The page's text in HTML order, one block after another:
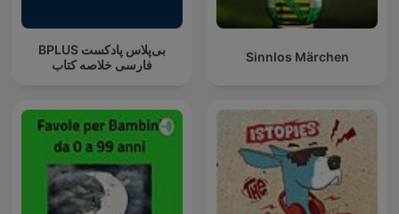
‌BPLUS بی‌پلاس پادکست
فارسی خلاصه کتاب
Sinnlos Märchen